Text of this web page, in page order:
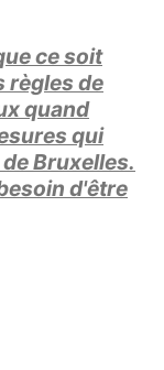
ce soit
règles de
quand
qui
Bruxelles.
d'être